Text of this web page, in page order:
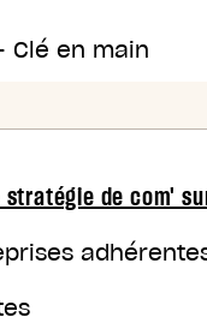
Clé en main
stratégie de com'